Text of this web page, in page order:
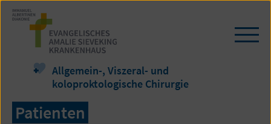
Zum
Seiteninhalt
springen
Allgemein-, Viszeral- und
koloproktologische Chirurgie
Patienten